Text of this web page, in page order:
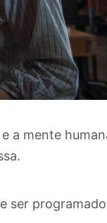
a mente
ser programado